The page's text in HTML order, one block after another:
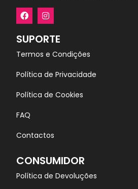
SUPORTE
Termos e Condições
Política de Privacidade
Política de Cookies
FAQ
Contactos
CONSUMIDOR
Política de Devoluções